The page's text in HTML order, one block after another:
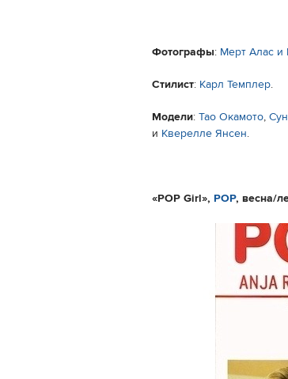
Фотографы: Мерт Алас и
Стилист: Карл Темплер.
Модели: Тао Окамото,
и Кверелле Янсен.
«POP Girl», POP, весна/